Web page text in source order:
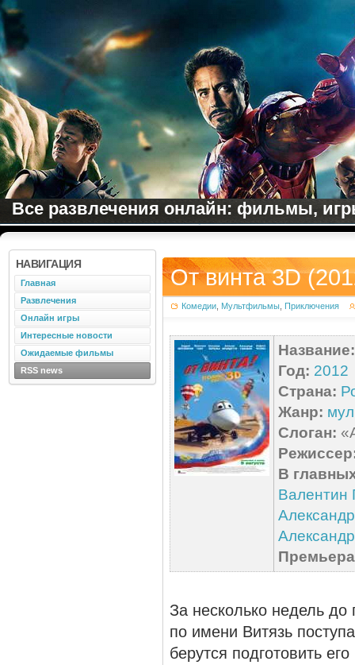
Все развлечения онлайн: фильмы,
От винта 3D
Комедии Мультфильмы Приключения
Название:
Год: 2012
Страна:
Жанр:
Слоган:
В
Валентин
За несколько недель
по имени Витязь
берутся подготовить
НАВИГАЦИЯ
Главная
Развлечения
Онлайн игры
Интересные новости
Ожидаемые фильмы
RSS news